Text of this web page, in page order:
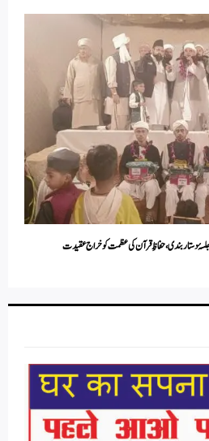
دستار بندی، حفاظِ قرآن کی عظمت کو خراج عقیدت